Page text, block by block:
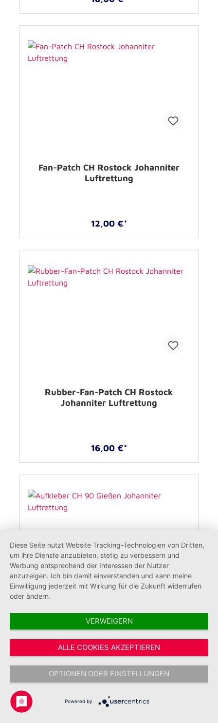
Fan-Patch CH Rostock Johanniter
Luftrettung
12,00 €*
Rubber-Fan-Patch CH Rostock
Johanniter Luftrettung
16,00 €*
Aufkleber CH 90 Gießen Johanniter
Luftrettung
2,50 €*
Diese Seite nutzt Website Tracking-Technologien von Dritten,
um ihre Dienste anzubieten, stetig zu verbessern und
Werbung entsprechend der Interessen der Nutzer
anzuzeigen. Ich bin damit einverstanden und kann meine
Einwilligung jederzeit mit Wirkung für die Zukunft widerrufen
oder ändern.
VERWEIGERN
ALLE COOKIES AKZEPTIEREN
OPTIONEN ODER EINSTELLUNGEN
Powered by